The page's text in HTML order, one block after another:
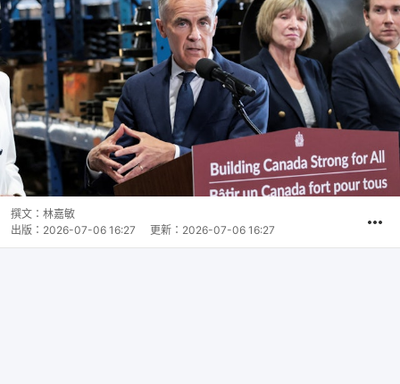
撰文： 林嘉敏
出版： 2026-07-06 16:27 更新： 2026-07-06 16:27